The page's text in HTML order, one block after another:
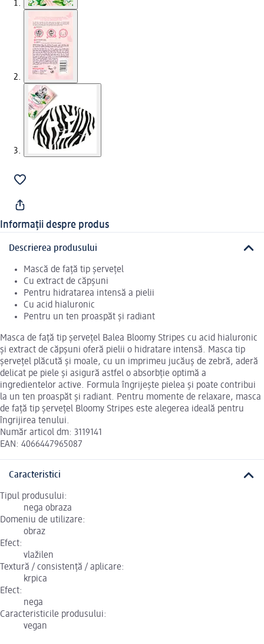
Informații despre produs
Descrierea produsului
Mască de față tip șervețel
Cu extract de căpșuni
Pentru hidratarea intensă a pielii
Cu acid hialuronic
Pentru un ten proaspăt și radiant
Masca de față tip șervețel Balea Bloomy Stripes cu acid hialuronic
și extract de căpșuni oferă pielii o hidratare intensă. Masca tip
șervețel plăcută și moale, cu un imprimeu jucăuș de zebră, aderă
delicat pe piele și asigură astfel o absorbție optimă a
ingredientelor active. Formula îngrijește pielea și poate contribui
la un ten proaspăt și radiant. Pentru momente de relaxare, masca
de față tip șervețel Bloomy Stripes este alegerea ideală pentru
îngrijirea tenului.
Număr articol dm: 3119141
EAN: 4066447965087
Caracteristici
Tipul produsului:
nega obraza
Domeniu de utilizare:
obraz
Efect:
vlažilen
Textură / consistență / aplicare:
krpica
Efect:
nega
Caracteristicile produsului:
vegan